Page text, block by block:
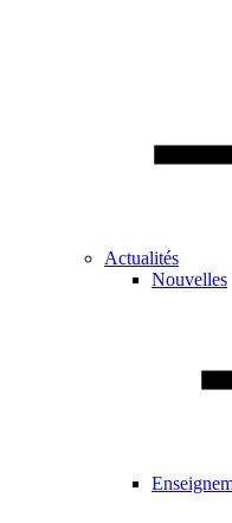
Actualités
Nouvelles